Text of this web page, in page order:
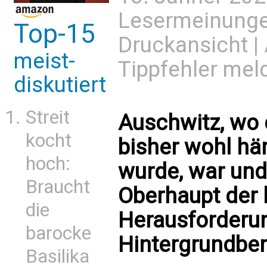
Top-15
meist-
diskutiert
Streit
kocht
hoch:
Braucht
die
barocke
Basilika
Druckansicht |
Tippfehler
Auschwitz, wo
bisher wohl
wurde, war
Oberhaupt